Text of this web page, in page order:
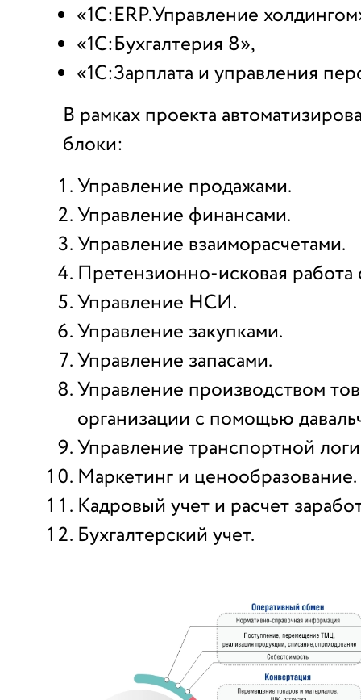
«1С:ERP.Управление
«1С:Бухгалтерия 8»,
«1С:Зарплата и управления
В рамках проекта
блоки:
Управление продажами.
Управление финансами.
Управление взаиморасчетами.
Претензионно-исковая работа
Управление НСИ.
Управление закупками.
Управление запасами.
Управление производством
организации с помощью
Управление транспортной
Маркетинг и ценообразование.
Кадровый учет и расчет
Бухгалтерский учет.